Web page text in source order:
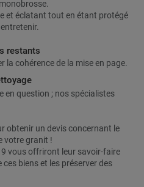
et éclatant tout en étant protégé
restants
la cohérence de la mise en page.
en question ; nos spécialistes
obtenir un devis concernant le
votre granit !
vous offriront leur savoir-faire
biens et les préserver des